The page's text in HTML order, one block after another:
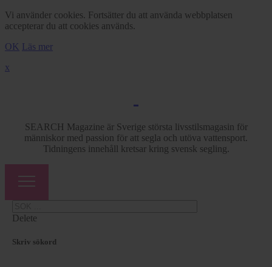
Vi använder cookies. Fortsätter du att använda webbplatsen
accepterar du att cookies används.
OK Läs mer
x
SEARCH Magazine är Sverige största livsstilsmagasin för
människor med passion för att segla och utöva vattensport.
Tidningens innehåll kretsar kring svensk segling.
Delete
Skriv sökord